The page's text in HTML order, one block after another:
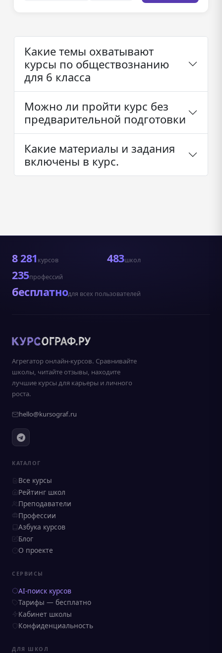
Какие темы охватывают
курсы по обществознанию
для 6 класса
Можно ли пройти курс без
предварительной подготовки
Какие материалы и задания
включены в курс.
8 281 курсов 483школ
235профессий
бесплатнодля всех пользователей
Агрегатор онлайн-курсов. Сравнивайте
школы, читайте отзывы, находите
лучшие курсы для карьеры и личного
роста.
hello@kursograf.ru
КАТАЛОГ
Все курсы
Рейтинг школ
Преподаватели
Профессии
Азбука курсов
Блог
О проекте
СЕРВИСЫ
AI-поиск курсов
Тарифы — бесплатно
Кабинет школы
Конфиденциальность
ДЛЯ ШКОЛ